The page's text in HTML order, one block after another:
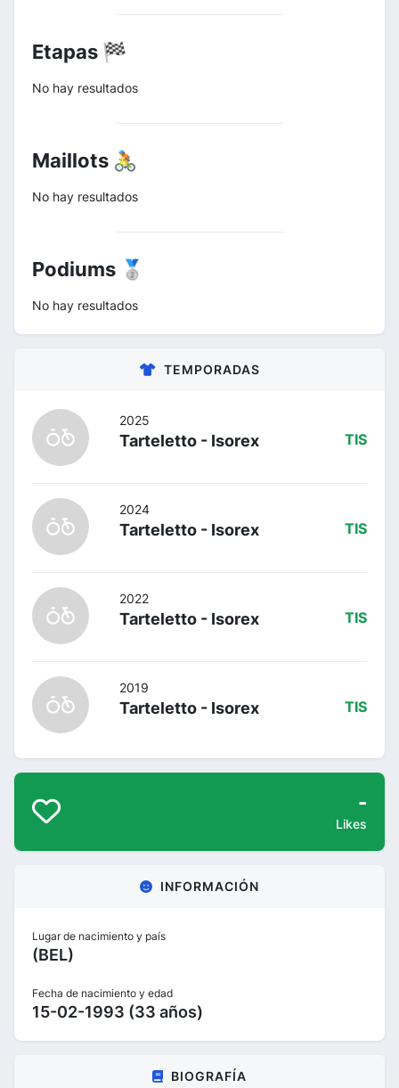
Etapas 🏁
No hay resultados
Maillots 🚴
No hay resultados
Podiums 🥈
No hay resultados
TEMPORADAS
2025
Tarteletto - Isorex TIS
2024
Tarteletto - Isorex TIS
2022
Tarteletto - Isorex TIS
2019
Tarteletto - Isorex TIS
-
Likes
INFORMACIÓN
Lugar de nacimiento y país
(BEL)
Fecha de nacimiento y edad
15-02-1993 (33 años)
BIOGRAFÍA